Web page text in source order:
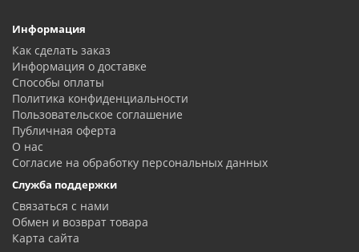
Информация
Как сделать заказ
Информация о доставке
Способы оплаты
Политика конфиденциальности
Пользовательское соглашение
Публичная оферта
О нас
Согласие на обработку персональных данных
Служба поддержки
Связаться с нами
Обмен и возврат товара
Карта сайта